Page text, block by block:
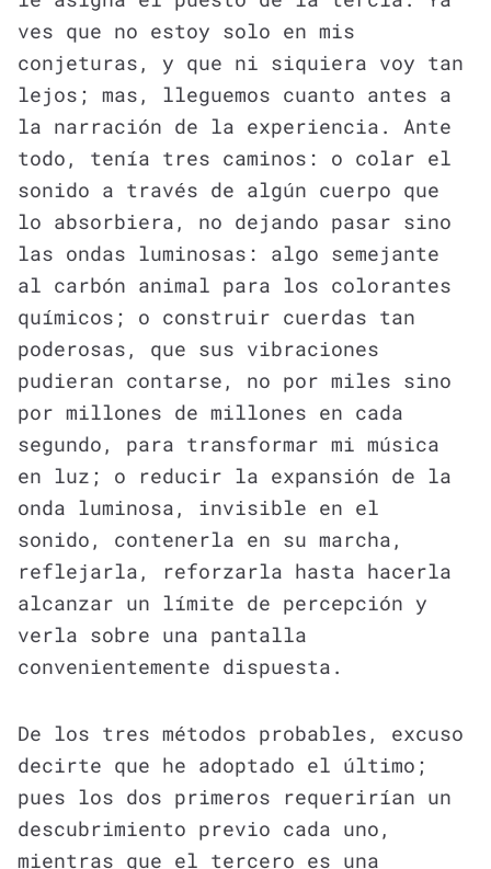
ves que no estoy solo en mis
conjeturas, y que ni siquiera voy tan
lejos; mas, lleguemos cuanto antes a
la narración de la experiencia. Ante
todo, tenía tres caminos: o colar el
sonido a través de algún cuerpo que
lo absorbiera, no dejando pasar sino
las ondas luminosas: algo semejante
al carbón animal para los colorantes
químicos; o construir cuerdas tan
poderosas, que sus vibraciones
pudieran contarse, no por miles sino
por millones de millones en cada
segundo, para transformar mi música
en luz; o reducir la expansión de la
onda luminosa, invisible en el
sonido, contenerla en su marcha,
reflejarla, reforzarla hasta hacerla
alcanzar un límite de percepción y
verla sobre una pantalla
convenientemente dispuesta.
De los tres métodos probables, excuso
decirte que he adoptado el último;
pues los dos primeros requerirían un
descubrimiento previo cada uno,
mientras que el tercero es una